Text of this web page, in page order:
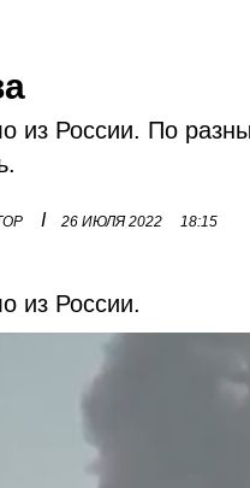
из России. По
I 26 ИЮЛЯ 2022 18:15
из России.